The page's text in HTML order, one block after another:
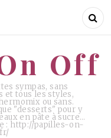
Off
sympas, sans
et tous les styles,
ou sans.
"desserts" pour y
en pâte à sucre…
: http://papilles-on-
Off